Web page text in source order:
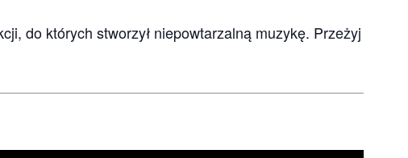
do których stworzył niepowtarzalną muzykę. Przeżyj